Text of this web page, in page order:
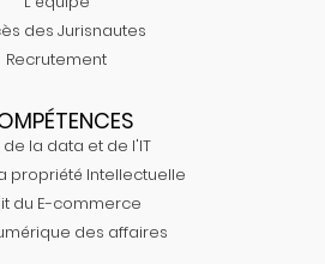
des Jurisnautes
Recrutement
de la data et de l'IT
propriété Intellectuelle
du E-commerce
des affaires